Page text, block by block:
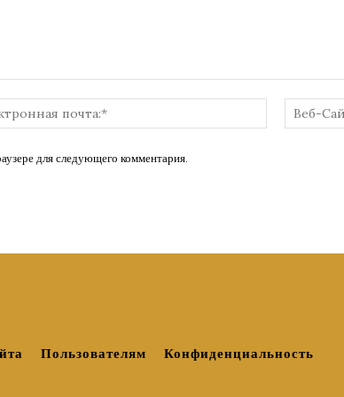
Электронная
почта:*
для следующего комментария.
Пользователям Конфиденциальность